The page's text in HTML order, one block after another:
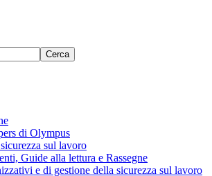
Cerca
di Olympus
sul lavoro
Guide alla lettura e Rassegne
e di gestione della sicurezza sul lavoro